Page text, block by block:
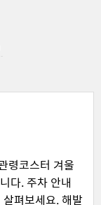
령코스터 겨울
다. 주차 안내
펴보세요. 해발